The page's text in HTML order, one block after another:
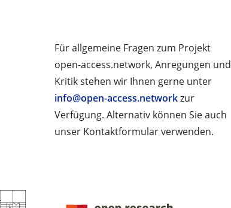
Für allgemeine Fragen zum Projekt
open-access.network, Anregungen und
Kritik stehen wir Ihnen gerne unter
info@open-access.networkzur
Verfügung. Alternativ können Sie auch
unser Kontaktformular verwenden.